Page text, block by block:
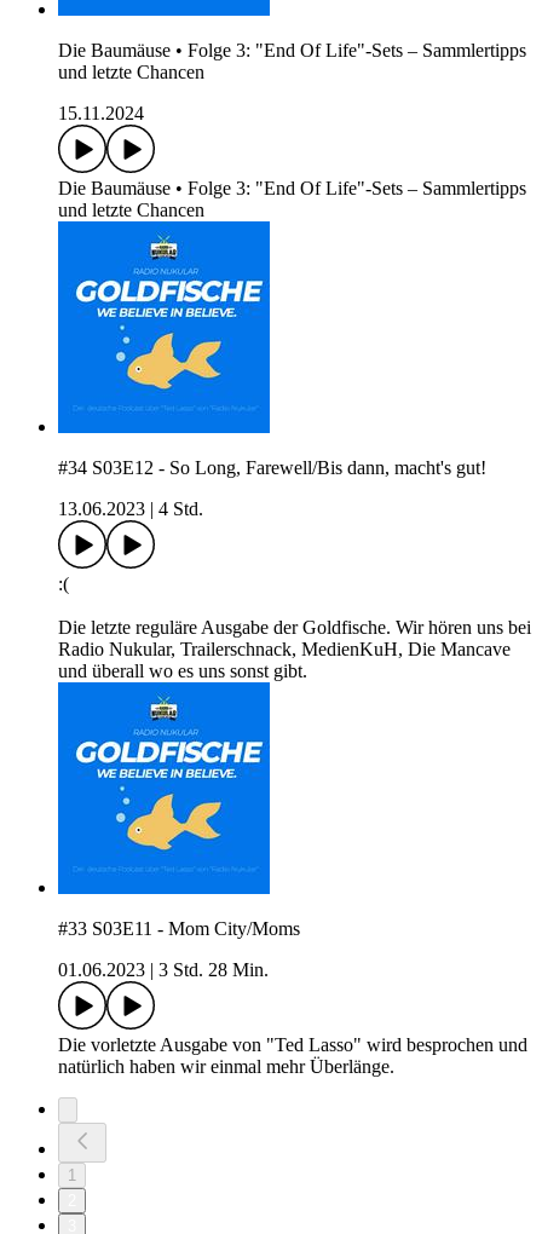
Die Baumäuse • Folge 3: "End Of Life"-Sets – Sammlertipps
und letzte Chancen
15.11.2024
Die Baumäuse • Folge 3: "End Of Life"-Sets – Sammlertipps
und letzte Chancen
#34 S03E12 - So Long, Farewell/Bis dann, macht's gut!
13.06.2023
4 Std.
:(
Die letzte reguläre Ausgabe der Goldfische. Wir hören uns bei
Radio Nukular, Trailerschnack, MedienKuH, Die Mancave
und überall wo es uns sonst gibt.
#33 S03E11 - Mom City/Moms
01.06.2023
3 Std. 28 Min.
Die vorletzte Ausgabe von "Ted Lasso" wird besprochen und
natürlich haben wir einmal mehr Überlänge.
1